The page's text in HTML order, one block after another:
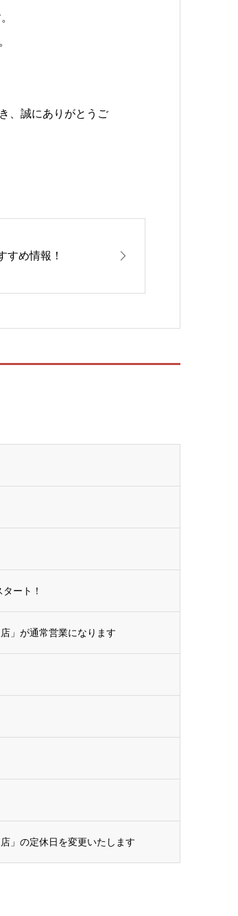
、誠にありがとうご
すめ情報！
ート！
」が通常営業になります
」の定休日を変更いたします